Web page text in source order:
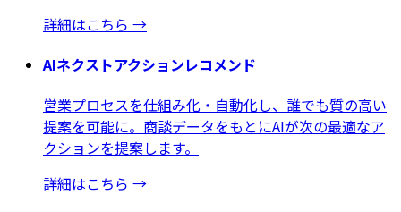
詳細はこちら →
AIネクストアクションレコメンド
営業プロセスを仕組み化・自動化し、誰でも質の高い
提案を可能に。商談データをもとにAIが次の最適なア
クションを提案します。
詳細はこちら →